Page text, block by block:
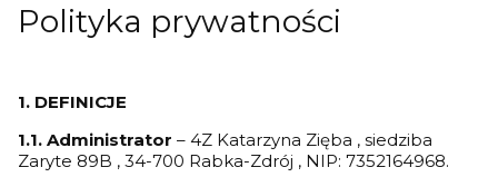
Polityka prywatności
1. DEFINICJE
1.1. Administrator – 4Z Katarzyna Zięba , siedziba
Zaryte 89B , 34-700 Rabka-Zdrój , NIP: 7352164968.